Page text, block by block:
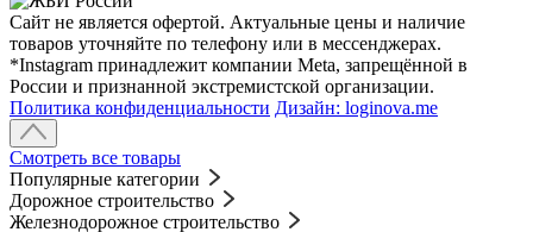
Сайт не является офертой. Актуальные цены и наличие
товаров уточняйте по телефону или в мессенджерах.
*Instagram принадлежит компании Meta, запрещённой в
России и признанной экстремистской организации.
Политика конфиденциальности Дизайн: loginova.me
Смотреть все товары
Популярные категории
Дорожное строительство
Железнодорожное строительство